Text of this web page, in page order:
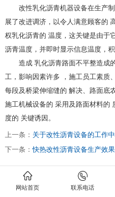
改性乳化沥青机器设备在生产
展了改进调济，以令人满意顾客的
权乳化沥青的 温度，这关键是由于
沥青温度，并即时显示信息温度，
造成 乳化沥青路面不平整造成
工，影响因素许多 ，施工员工素质
每段及桥梁伸缩缝的 解决、路面底
施工机械设备的 采用及路面材料的
度的 关键诱因。
上一条： 关于改性沥青设备的工作
下一条：快热改性沥青设备生产效
网站首页 联系电话